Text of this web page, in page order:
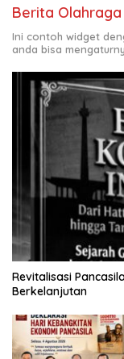
Berita Olahraga
Ini contoh widget
anda bisa
Revitalisasi
Berkelanjutan